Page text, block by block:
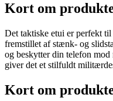
Kort om
Det taktiske etui er perfekt til
fremstillet af stænk- og
og beskytter din telefon
giver det et stilfuldt
Kort om